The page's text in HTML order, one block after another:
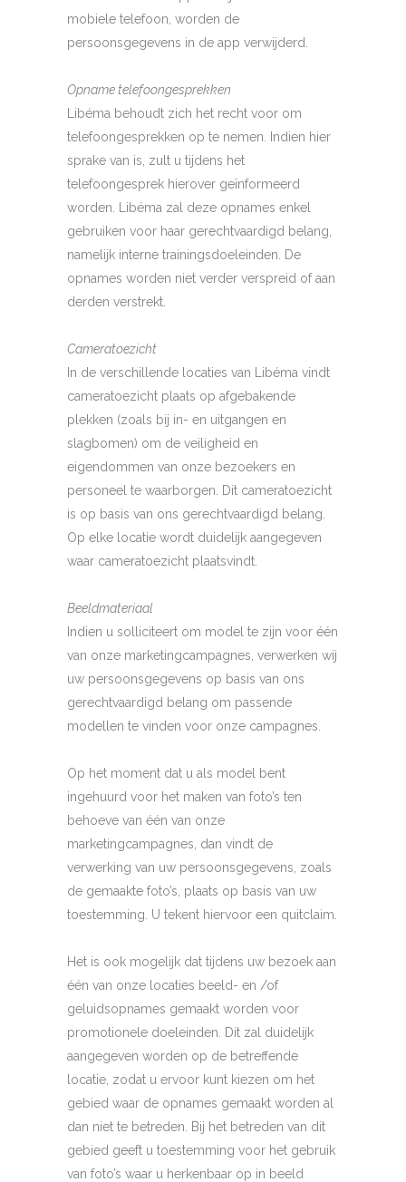
mobiele telefoon, worden de
persoonsgegevens in de app verwijderd.
Opname telefoongesprekken
Libéma behoudt zich het recht voor om
telefoongesprekken op te nemen. Indien hier
sprake van is, zult u tijdens het
telefoongesprek hierover geïnformeerd
worden. Libéma zal deze opnames enkel
gebruiken voor haar gerechtvaardigd belang,
namelijk interne trainingsdoeleinden. De
opnames worden niet verder verspreid of aan
derden verstrekt.
Cameratoezicht
In de verschillende locaties van Libéma vindt
cameratoezicht plaats op afgebakende
plekken (zoals bij in- en uitgangen en
slagbomen) om de veiligheid en
eigendommen van onze bezoekers en
personeel te waarborgen. Dit cameratoezicht
is op basis van ons gerechtvaardigd belang.
Op elke locatie wordt duidelijk aangegeven
waar cameratoezicht plaatsvindt.
Beeldmateriaal
Indien u solliciteert om model te zijn voor één
van onze marketingcampagnes, verwerken wij
uw persoonsgegevens op basis van ons
gerechtvaardigd belang om passende
modellen te vinden voor onze campagnes.
Op het moment dat u als model bent
ingehuurd voor het maken van foto’s ten
behoeve van één van onze
marketingcampagnes, dan vindt de
verwerking van uw persoonsgegevens, zoals
de gemaakte foto’s, plaats op basis van uw
toestemming. U tekent hiervoor een quitclaim.
Het is ook mogelijk dat tijdens uw bezoek aan
één van onze locaties beeld- en /of
geluidsopnames gemaakt worden voor
promotionele doeleinden. Dit zal duidelijk
aangegeven worden op de betreffende
locatie, zodat u ervoor kunt kiezen om het
gebied waar de opnames gemaakt worden al
dan niet te betreden. Bij het betreden van dit
gebied geeft u toestemming voor het gebruik
van foto’s waar u herkenbaar op in beeld